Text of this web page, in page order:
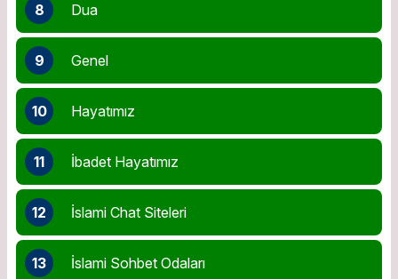
8 Dua
9 Genel
10 Hayatımız
11 İbadet Hayatımız
12 İslami Chat Siteleri
13 İslami Sohbet Odaları